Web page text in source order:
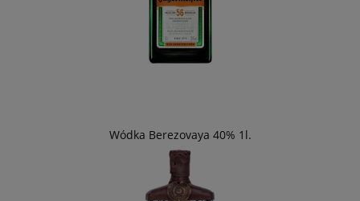
Wódka Berezovaya 40% 1l.